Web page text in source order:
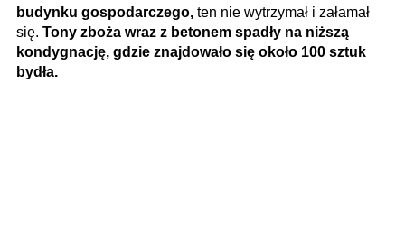
budynku gospodarczego, ten nie wytrzymał i załamał
się. Tony zboża wraz z betonem spadły na niższą
kondygnację, gdzie znajdowało się około 100 sztuk
bydła.